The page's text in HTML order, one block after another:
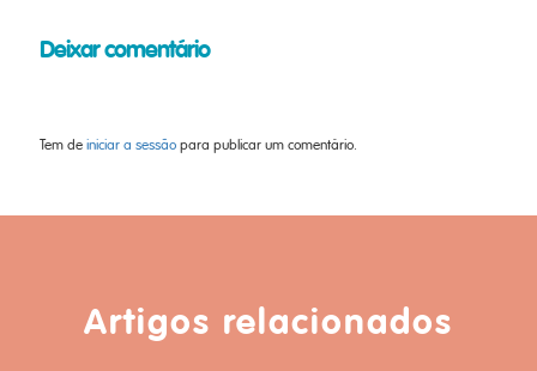
Deixar comentário
Tem de iniciar a sessão para publicar um comentário.
Artigos relacionados